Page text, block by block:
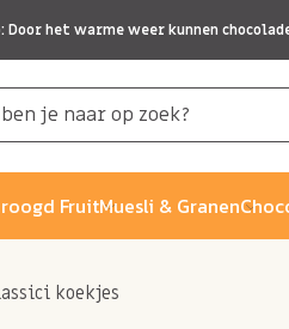
Door het warme weer kunnen
FruitMuesli & Granen
koekjes